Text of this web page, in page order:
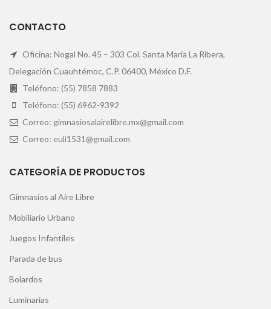
CONTACTO
Oficina: Nogal No. 45 – 303 Col. Santa María La Ribera,
Delegación Cuauhtémoc, C.P. 06400, México D.F.
Teléfono: (55) 7858 7883
Teléfono: (55) 6962-9392
Correo: gimnasiosalairelibre.mx@gmail.com
Correo: euli1531@gmail.com
CATEGORÍA DE PRODUCTOS
Gimnasios al Aire Libre
Mobiliario Urbano
Juegos Infantiles
Parada de bus
Bolardos
Luminarias